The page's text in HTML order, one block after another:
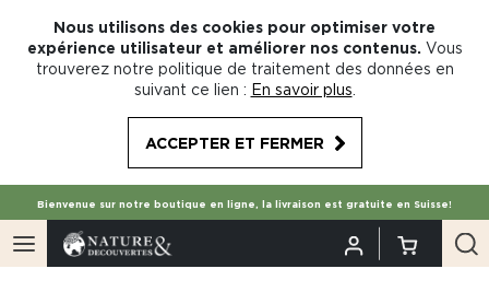
Nous utilisons des cookies pour optimiser votre
expérience utilisateur et améliorer nos contenus. Vous
trouverez notre politique de traitement des données en
suivant ce lien : En savoir plus
ACCEPTER ET FERMER
Bienvenue sur notre boutique en ligne, la livraison est gratuite en Suisse!